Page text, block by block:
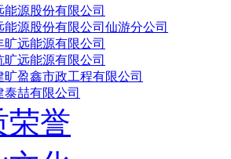
能源股份有限公司
能源股份有限公司仙游分公司
旷远能源有限公司
旷远能源有限公司
旷盈鑫市政工程有限公司
泰喆有限公司
荣誉